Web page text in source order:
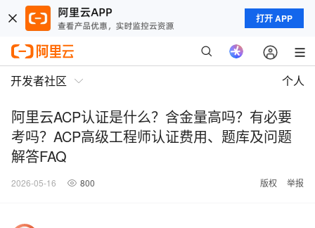
打开 APP
开发者社区 个人
阿里云ACP认证是什么？含金量高吗？有必要
考吗？ACP高级工程师认证费用、题库及问题
解答FAQ
2026-05-16 800 版权 举报